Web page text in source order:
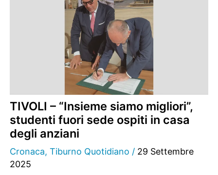
TIVOLI – “Insieme siamo migliori”,
studenti fuori sede ospiti in casa
degli anziani
Cronaca, Tiburno Quotidiano / 29 Settembre
2025